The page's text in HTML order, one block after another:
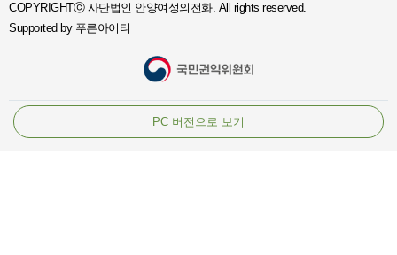
COPYRIGHTⓒ 사단법인 안양여성의전화. All rights reserved.
Supported by 푸른아이티
PC 버전으로 보기